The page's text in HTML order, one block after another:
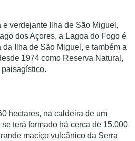
verdejante Ilha de São Miguel,
dos Açores, a Lagoa do Fogo é
Ilha de São Miguel, e também a
1974 como Reserva Natural,
hectares, na caldeira de um
terá formado há cerca de 15.000
maciço vulcânico da Serra